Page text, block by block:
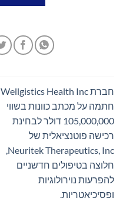
חברת Wellgistics Health Inc
חתמה על מכתב כוונות בשווי
105,000,000 דולר לבחינת
רכישה פוטנציאלית של
Neuritek Therapeutics, Inc,
חלוצה בטיפולים חדשניים
להפרעות נוירולוגיות
ופסיכיאטריות.